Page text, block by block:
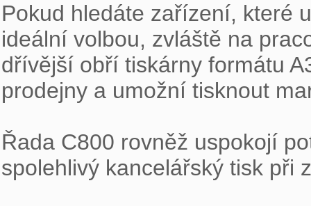
Pokud hledáte zařízení, které
ideální volbou, zvláště na
dřívější obří tiskárny formátu
prodejny a umožní tisknout
Řada C800 rovněž uspokojí
spolehlivý kancelářský tisk při